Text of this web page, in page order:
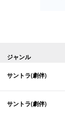
ジャンル
サントラ(劇伴)
サントラ(劇伴)